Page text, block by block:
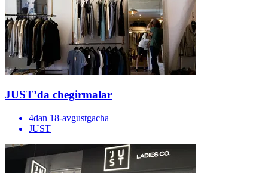
JUST’da chegirmalar
4dan 18-avgustgacha
JUST